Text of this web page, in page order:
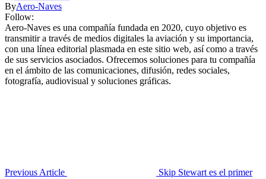
ByAero-Naves
Follow:
Aero-Naves es una compañía fundada en 2020, cuyo objetivo es
transmitir a través de medios digitales la aviación y su importancia,
con una línea editorial plasmada en este sitio web, así como a través
de sus servicios asociados. Ofrecemos soluciones para tu compañía
en el ámbito de las comunicaciones, difusión, redes sociales,
fotografía, audiovisual y soluciones gráficas.
Previous Article
Skip Stewart es el primer